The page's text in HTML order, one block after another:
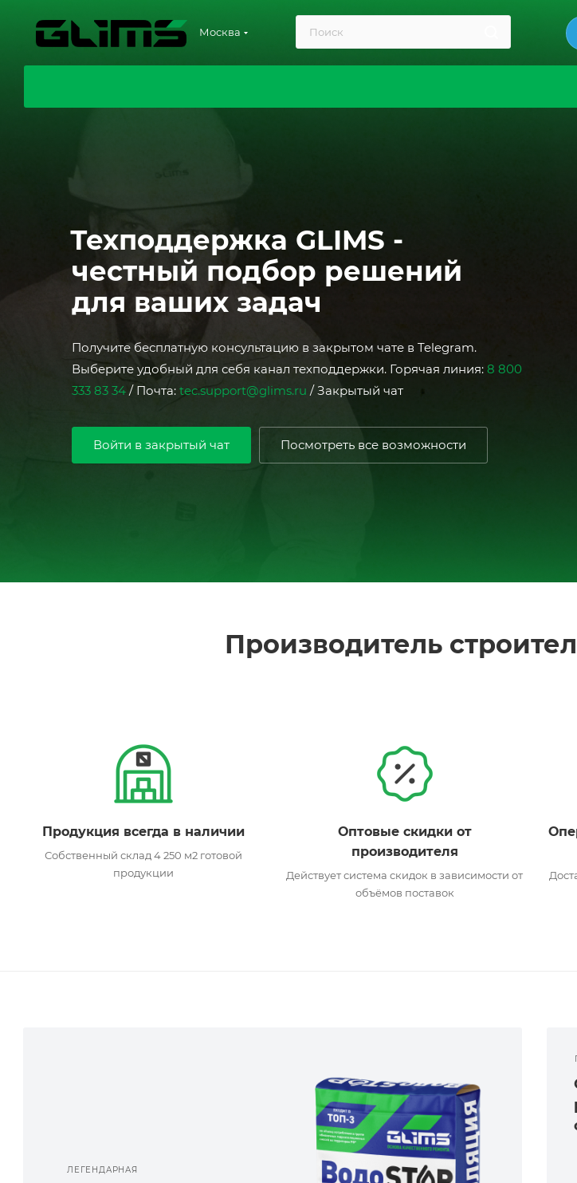
Москва
Техподдержка GLIMS -
честный подбор решений
для ваших задач
Получите бесплатную консультацию в закрытом чате в Telegram.
Выберите удобный для себя канал техподдержки. Горячая линия: 8 800
333 83 34 / Почта: tec.support@glims.ru / Закрытый чат
Войти в закрытый чат Посмотреть все возможности
Производитель
Продукция всегда в наличии
Собственный склад 4 250 м2 готовой
продукции
Оптовые скидки от
производителя
Действует система скидок в зависимости от
объёмов поставок
ЛЕГЕНДАРНАЯ